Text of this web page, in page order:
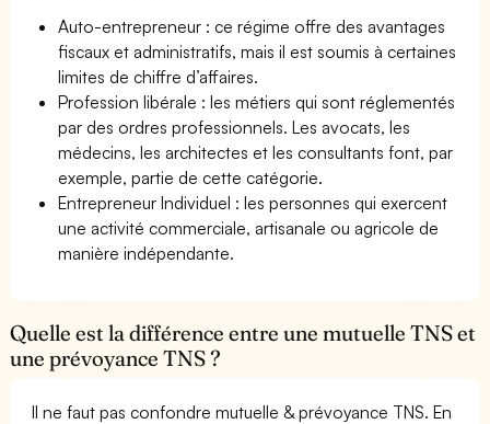
Auto-entrepreneur : ce régime offre des avantages
fiscaux et administratifs, mais il est soumis à certaines
limites de chiffre d’affaires.
Profession libérale : les métiers qui sont réglementés
par des ordres professionnels. Les avocats, les
médecins, les architectes et les consultants font, par
exemple, partie de cette catégorie.
Entrepreneur Individuel : les personnes qui exercent
une activité commerciale, artisanale ou agricole de
manière indépendante.
Quelle est la différence entre une mutuelle TNS et
une prévoyance TNS ?
Il ne faut pas confondre mutuelle & prévoyance TNS. En